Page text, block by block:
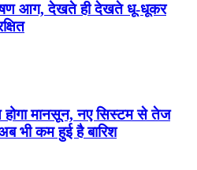
आग, देखते ही देखते धू-धूकर
मानसून, नए सिस्टम से तेज
भी कम हुई है बारिश